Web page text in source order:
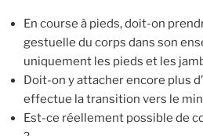
En course à pieds, doit-on
gestuelle du corps dans son
uniquement les pieds et les
Doit-on y attacher encore plus
effectue la transition vers le
Est-ce réellement possible de